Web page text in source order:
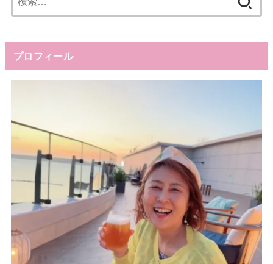
索:
プロフィール